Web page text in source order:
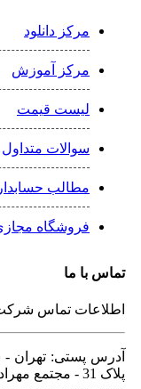
مرکز دانلود
مرکز آموزش
لیست قیمت
سوالات متداول
مطالب
فروشگاه
تماس با ما
اطلاعات تماس
آدرس پستی: تهران
پلاک 31 - مجتمع مهراد - طبقه 3 - واحد 8